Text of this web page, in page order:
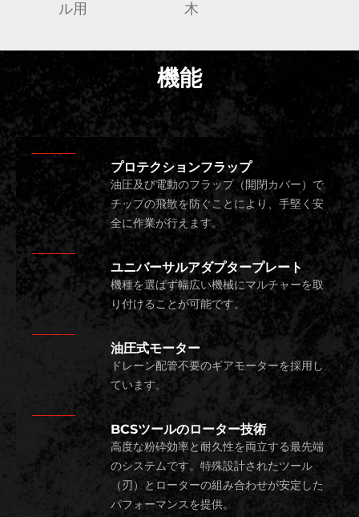
ル用
木
機能
プロテクションフラップ
油圧及び電動のフラップ（開閉カバー）で
チップの飛散を防ぐことにより、手堅く安
全に作業が行えます。
ユニバーサルアダプタープレート
機種を選ばず幅広い機械にマルチャーを取
り付けることが可能です。
油圧式モーター
ドレーン配管不要のギアモーターを採用し
ています。
BCSツールのローター技術
高度な粉砕効率と耐久性を両立する最先端
のシステムです。特殊設計されたツール
（刃）とローターの組み合わせが安定した
パフォーマンスを提供。